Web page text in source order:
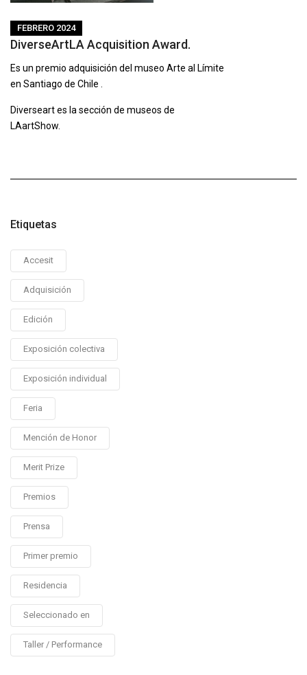
FEBRERO 2024
DiverseArtLA Acquisition Award.
Es un premio adquisición del museo Arte al Límite
en Santiago de Chile .
Diverseart es la sección de museos de
LAartShow.
Etiquetas
Accesit
Adquisición
Edición
Exposición colectiva
Exposición individual
Feria
Mención de Honor
Merit Prize
Premios
Prensa
Primer premio
Residencia
Seleccionado en
Taller / Performance